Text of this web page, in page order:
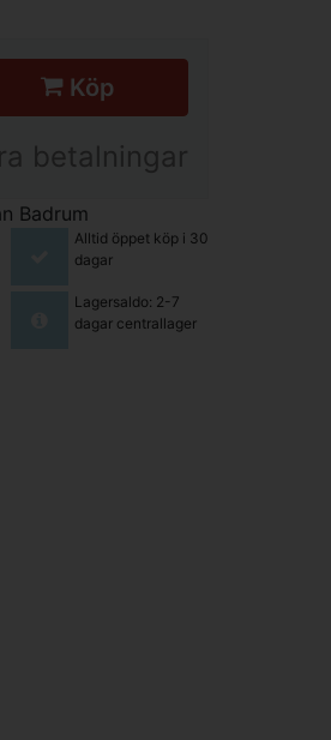
Köp
betalningar
Badrum
Alltid öppet köp i 30
dagar
Lagersaldo: 2-7
dagar centrallager